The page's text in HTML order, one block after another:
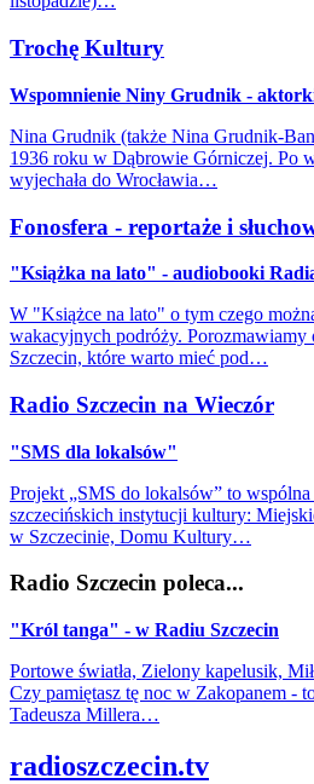
Trochę Kultury
Wspomnienie Niny Grudnik - aktorki
Nina Grudnik (także Nina Grudnik-
1936 roku w Dąbrowie Górniczej. Po
wyjechała do Wrocławia…
Fonosfera - reportaże i
"Książka na lato" - audiobooki
W "Książce na lato" o tym czego
wakacyjnych podróży. Porozmawiamy
Szczecin, które warto mieć pod…
Radio Szczecin na Wieczór
"SMS dla lokalsów"
Projekt „SMS do lokalsów” to
szczecińskich instytucji kultury:
w Szczecinie, Domu Kultury…
Radio Szczecin poleca...
"Król tanga" - w Radiu Szczecin
Portowe światła, Zielony kapelusik,
Czy pamiętasz tę noc w Zakopanem -
Tadeusza Millera…
radioszczecin.tv